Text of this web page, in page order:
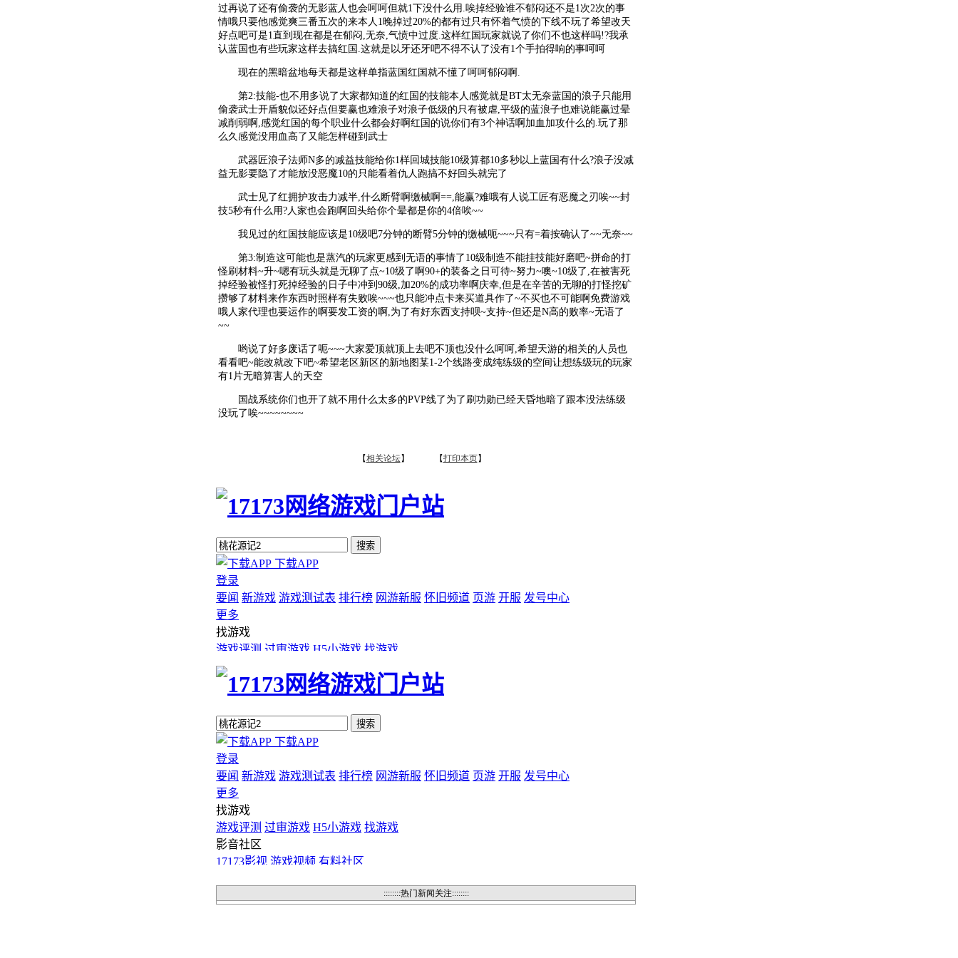
过再说了还有偷袭的无影蓝人也会呵呵但就1下没什么用.唉掉经验谁不郁闷还不是1次2次的事
情哦只要他感觉爽三番五次的来本人1晚掉过20%的都有过只有怀着气愤的下线不玩了希望改天
好点吧可是1直到现在都是在郁闷,无奈,气愤中过度.这样红国玩家就说了你们不也这样吗!?我承
认蓝国也有些玩家这样去搞红国.这就是以牙还牙吧不得不认了没有1个手拍得响的事呵呵
现在的黑暗盆地每天都是这样单指蓝国红国就不懂了呵呵郁闷啊.
第2:技能-也不用多说了大家都知道的红国的技能本人感觉就是BT太无奈蓝国的浪子只能用
偷袭武士开盾貌似还好点但要赢也难浪子对浪子低级的只有被虐,平级的蓝浪子也难说能赢过晕
减削弱啊,感觉红国的每个职业什么都会好啊红国的说你们有3个神话啊加血加攻什么的.玩了那
么久感觉没用血高了又能怎样碰到武士
武器匠浪子法师N多的减益技能给你1样回城技能10级算都10多秒以上蓝国有什么?浪子没减
益无影要隐了才能放没恶魔10的只能看着仇人跑搞不好回头就完了
武士见了红拥护攻击力减半,什么断臂啊缴械啊==,能赢?难哦有人说工匠有恶魔之刃唉~~封
技5秒有什么用?人家也会跑啊回头给你个晕都是你的4倍唉~~
我见过的红国技能应该是10级吧7分钟的断臂5分钟的缴械呃~~~只有=着按确认了~~无奈~~
第3:制造这可能也是蒸汽的玩家更感到无语的事情了10级制造不能挂技能好磨吧~拼命的打
怪刷材料~升~嗯有玩头就是无聊了点~10级了啊90+的装备之日可待~努力~噢~10级了,在被害死
掉经验被怪打死掉经验的日子中冲到90级,加20%的成功率啊庆幸,但是在辛苦的无聊的打怪挖矿
攒够了材料来作东西时照样有失败唉~~~也只能冲点卡来买道具作了~不买也不可能啊免费游戏
哦人家代理也要运作的啊要发工资的啊,为了有好东西支持呗~支持~但还是N高的败率~无语了
~~
哟说了好多废话了呃~~~大家爱顶就顶上去吧不顶也没什么呵呵,希望天游的相关的人员也
看看吧~能改就改下吧~希望老区新区的新地图某1-2个线路变成纯练级的空间让想练级玩的玩家
有1片无暗算害人的天空
国战系统你们也开了就不用什么太多的PVP线了为了刷功勋已经天昏地暗了跟本没法练级
没玩了唉~~~~~~~~
【相关论坛】 【打印本页】
::::::::热门新闻关注::::::::